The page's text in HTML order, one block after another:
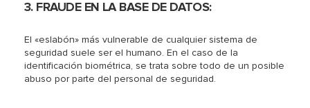
3. FRAUDE EN LA BASE DE DATOS:
El «eslabón» más vulnerable de cualquier sistema de
seguridad suele ser el humano. En el caso de la
identificación biométrica, se trata sobre todo de un posible
abuso por parte del personal de seguridad.